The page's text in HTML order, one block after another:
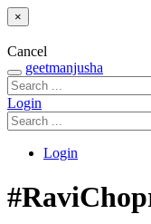
×
Cancel
geetmanjusha
Login
Login